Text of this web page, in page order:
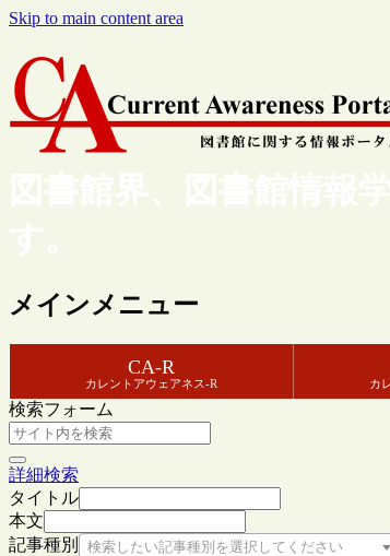
Skip to main content area
図書館界、図書館情報
す。
メインメニュー
CA-R
カレントアウェアネス-R カ
検索フォーム
詳細検索
タイトル
本文
記事種別
検索したい記事種別を選択してください